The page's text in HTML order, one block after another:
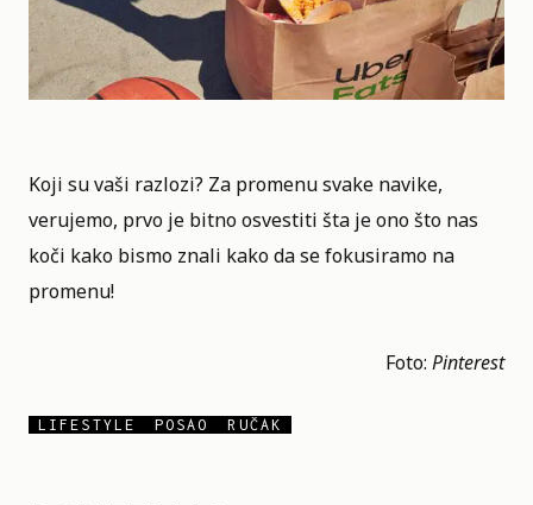
Koji su vaši razlozi? Za promenu svake navike,
verujemo, prvo je bitno osvestiti šta je ono što nas
koči kako bismo znali kako da se fokusiramo na
promenu!
Foto: Pinterest
LIFESTYLE POSAO RUČAK